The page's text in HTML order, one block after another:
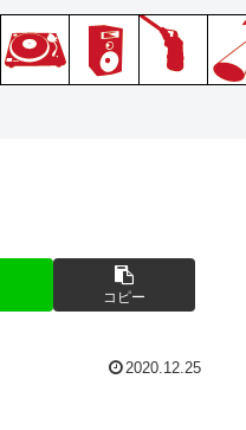
コピー
2020.12.25